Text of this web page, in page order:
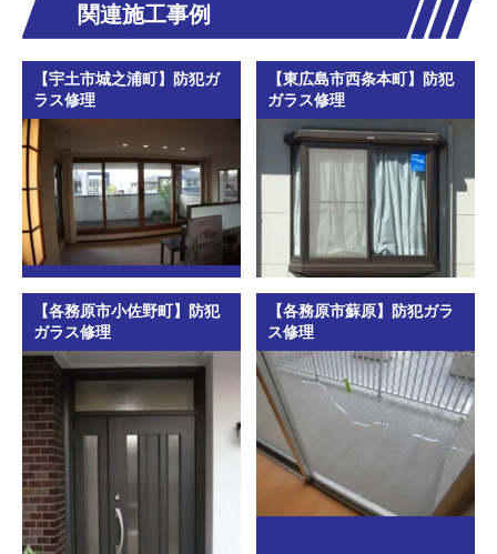
関連施工事例
【宇土市城之浦町】防犯ガ
ラス修理
【東広島市西条本町】防犯
ガラス修理
【各務原市小佐野町】防犯
ガラス修理
【各務原市蘇原】防犯ガラ
ス修理